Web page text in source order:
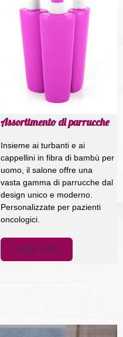
Assortimento di parrucche
Insieme ai turbanti e ai
cappellini in fibra di bambù per
uomo, il salone offre una
vasta gamma di parrucche dal
design unico e moderno.
Personalizzate per pazienti
oncologici.
Leggi tutto